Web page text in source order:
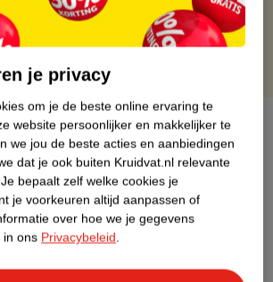
je Kruidvat kaart
je privacy
om je de beste online ervaring te
website persoonlijker en makkelijker te
we jou de beste acties en aanbiedingen
dat je ook buiten Kruidvat.nl relevante
Je bepaalt zelf welke cookies je
je voorkeuren altijd aanpassen of
over hoe we je gegevens
in ons Privacybeleid.